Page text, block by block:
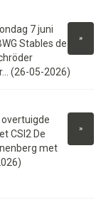
»
7 juni
Stables de
(26-05-2026)
»
overtuigde
CSI2 De
met